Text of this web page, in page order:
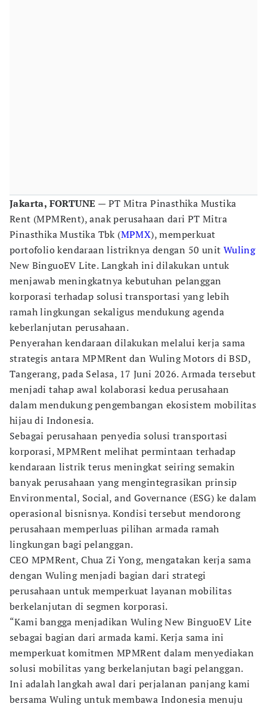
Jakarta, FORTUNE — PT Mitra Pinasthika Mustika
Rent (MPMRent), anak perusahaan dari PT Mitra
Pinasthika Mustika Tbk (MPMX), memperkuat
portofolio kendaraan listriknya dengan 50 unit Wuling
New BinguoEV Lite. Langkah ini dilakukan untuk
menjawab meningkatnya kebutuhan pelanggan
korporasi terhadap solusi transportasi yang lebih
ramah lingkungan sekaligus mendukung agenda
keberlanjutan perusahaan.
Penyerahan kendaraan dilakukan melalui kerja sama
strategis antara MPMRent dan Wuling Motors di BSD,
Tangerang, pada Selasa, 17 Juni 2026. Armada tersebut
menjadi tahap awal kolaborasi kedua perusahaan
dalam mendukung pengembangan ekosistem mobilitas
hijau di Indonesia.
Sebagai perusahaan penyedia solusi transportasi
korporasi, MPMRent melihat permintaan terhadap
kendaraan listrik terus meningkat seiring semakin
banyak perusahaan yang mengintegrasikan prinsip
Environmental, Social, and Governance (ESG) ke dalam
operasional bisnisnya. Kondisi tersebut mendorong
perusahaan memperluas pilihan armada ramah
lingkungan bagi pelanggan.
CEO MPMRent, Chua Zi Yong, mengatakan kerja sama
dengan Wuling menjadi bagian dari strategi
perusahaan untuk memperkuat layanan mobilitas
berkelanjutan di segmen korporasi.
“Kami bangga menjadikan Wuling New BinguoEV Lite
sebagai bagian dari armada kami. Kerja sama ini
memperkuat komitmen MPMRent dalam menyediakan
solusi mobilitas yang berkelanjutan bagi pelanggan.
Ini adalah langkah awal dari perjalanan panjang kami
bersama Wuling untuk membawa Indonesia menuju